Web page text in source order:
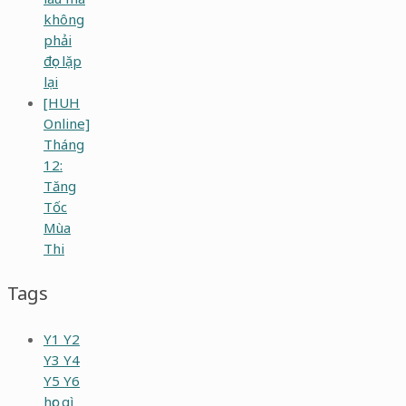
không
phải
đọc lặp
lại
[HUH
Online]
Tháng
12:
Tăng
Tốc
Mùa
Thi
Tags
Y1 Y2
Y3 Y4
Y5 Y6
học gì